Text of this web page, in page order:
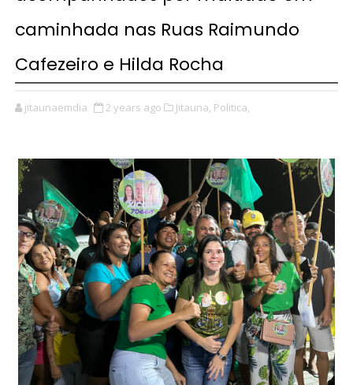
caminhada nas Ruas Raimundo
Cafezeiro e Hilda Rocha
jitaunaemdia 2 years ago Jitauna, Politica,